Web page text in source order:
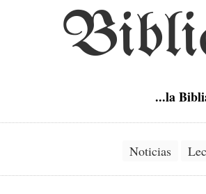
...la
Noticias